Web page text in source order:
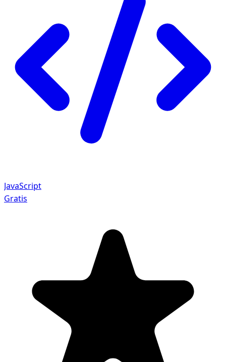
JavaScript
Gratis